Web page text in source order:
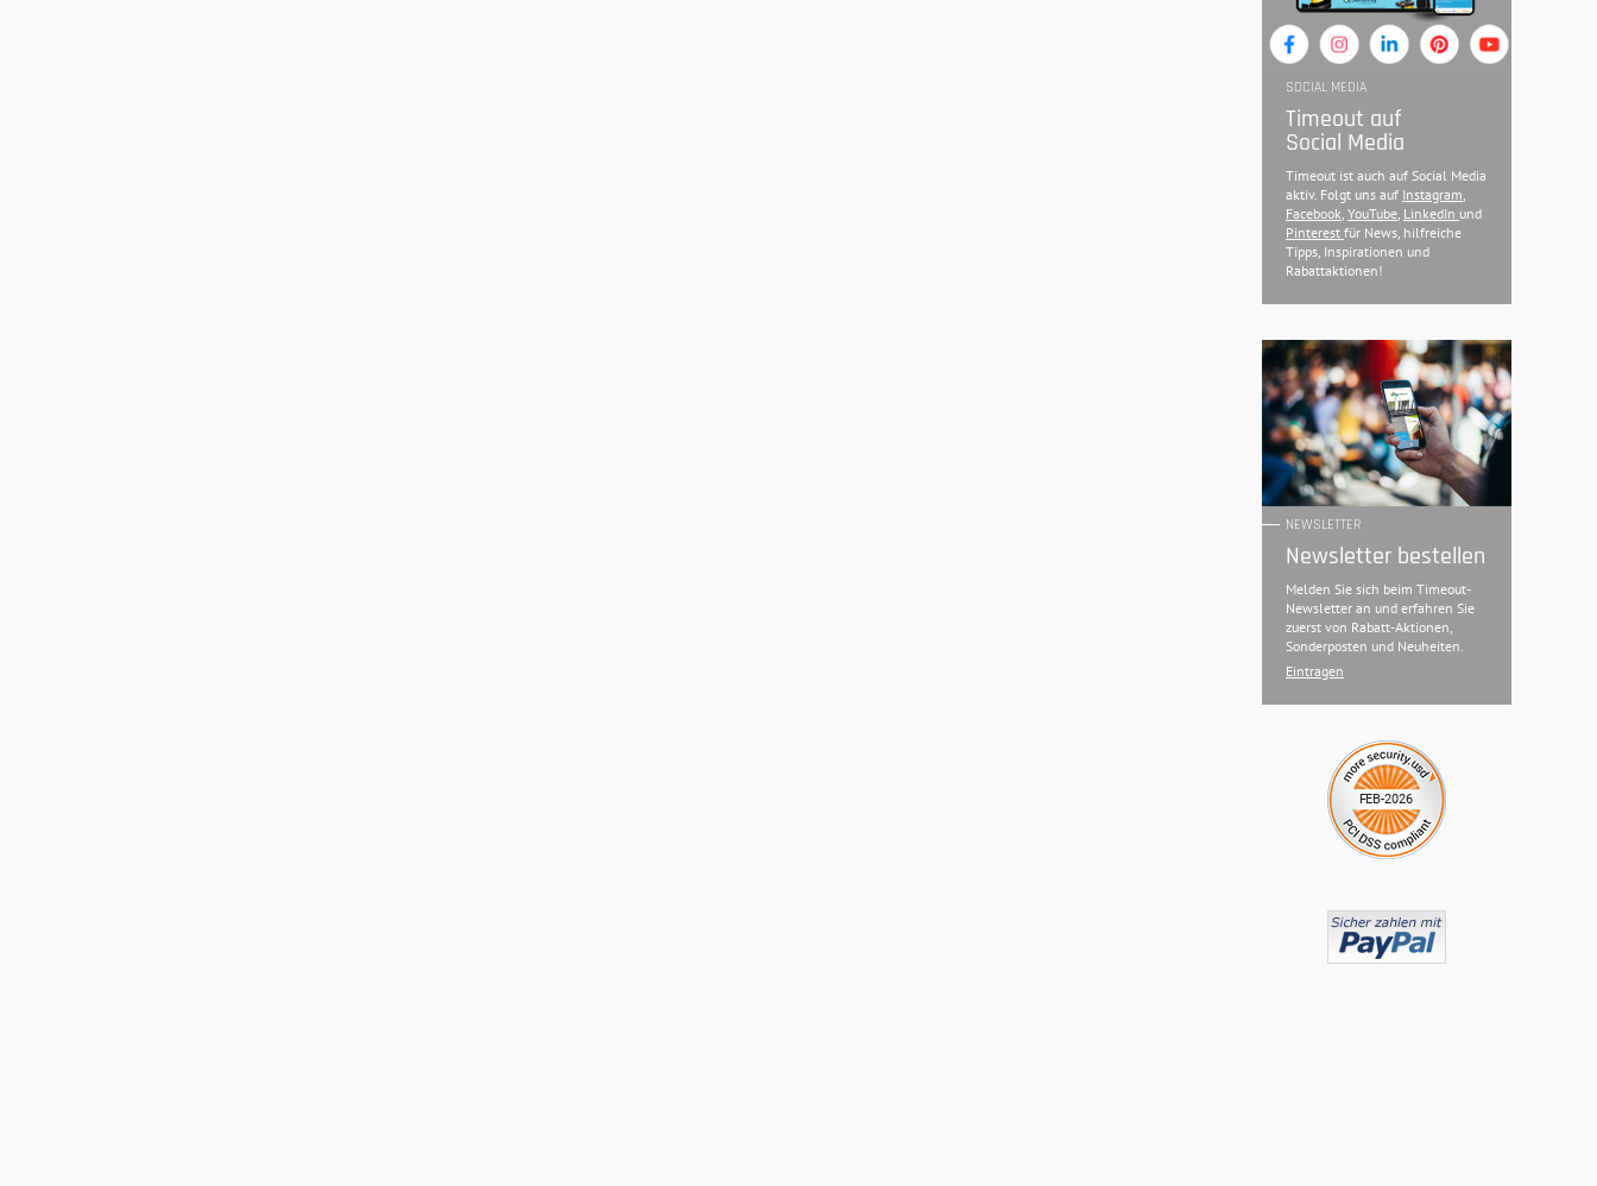
SOCIAL MEDIA
Timeout auf
Social Media
Timeout ist auch auf Social Media
aktiv. Folgt uns auf Instagram,
Facebook, YouTube, LinkedIn und
Pinterest für News, hilfreiche
Tipps, Inspirationen und
Rabattaktionen!
NEWSLETTER
Newsletter bestellen
Melden Sie sich beim Timeout-
Newsletter an und erfahren Sie
zuerst von Rabatt-Aktionen,
Sonderposten und Neuheiten.
Eintragen